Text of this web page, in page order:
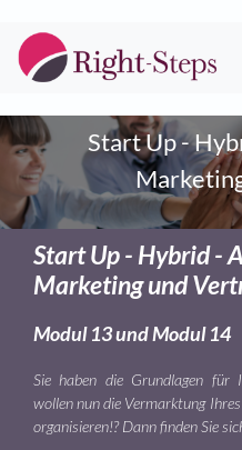
Start Up -
Start Up - Hybrid -
Marketing und
Modul 13 und Modul 14
Sie haben die Grundlagen für
wollen nun die Vermarktung
organisieren!? Dann finden Sie